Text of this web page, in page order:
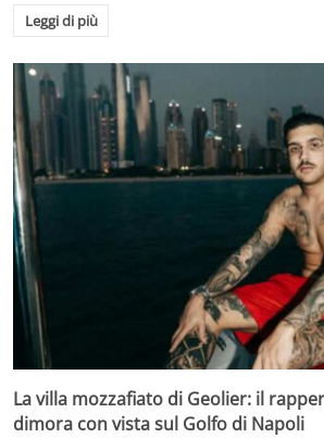
Leggi di più
La villa mozzafiato di Geolier: il
dimora con vista sul Golfo di Napoli